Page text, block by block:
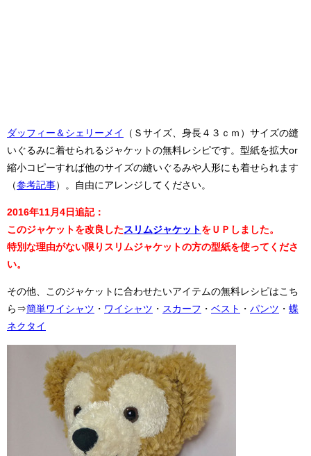
ダッフィー＆シェリーメイ
（Ｓサイズ、身長４３ｃｍ）サイズの縫
いぐるみに着せられるジャケットの無料レシピです。型紙を拡大or
縮小コピーすれば他のサイズの縫いぐるみや人形にも着せられます
（参考記事）。自由にアレンジしてください。
2016年11月4日追記：
このジャケットを改良した スリムジャケット をＵＰしました。
特別な理由がない限りスリムジャケットの方の型紙を使ってくださ
い。
その他、このジャケットに合わせたいアイテムの無料レシピはこち
ら⇒簡単ワイシャツ ・ ワイシャツ ・ スカーフ ・ ベスト ・ パンツ ・ 蝶
ネクタイ